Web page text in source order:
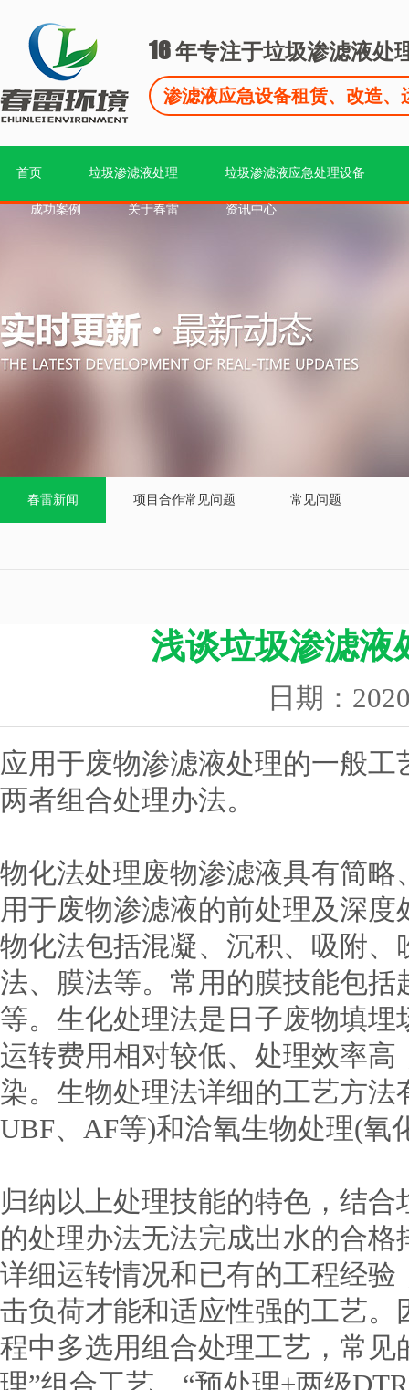
16年专注于垃圾渗滤液处
渗滤液应急设备租赁、改造、
首页 垃圾渗滤液处理 垃圾渗滤液应急处理设备
成功案例 关于春雷 资讯中心
春雷新闻 项目合作常见问题 常见问题
浅谈垃圾渗滤液
日期：
应用于废物渗滤液处理的一般
两者组合处理办法。
物化法处理废物渗滤液具有简
用于废物渗滤液的前处理及深
物化法包括混凝、沉积、吸附
法、膜法等。常用的膜技能包括
等。生化处理法是日子废物填
运转费用相对较低、处理效率
染。生物处理法详细的工艺方
UBF、AF等)和洽氧生物处理(氧
归纳以上处理技能的特色，结
的处理办法无法完成出水的合
详细运转情况和已有的工程经
击负荷才能和适应性强的工艺
程中多选用组合处理工艺，常见